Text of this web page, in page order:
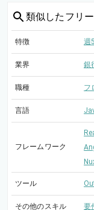
類似した フリ
特徴 週
業界 銀
職種 フ
言語
フレームワーク
ツール
その他のスキル 要